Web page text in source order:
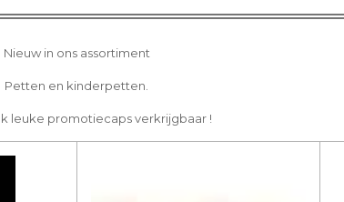
Nieuw in ons assortiment
Petten en kinderpetten.
leuke promotiecaps verkrijgbaar !